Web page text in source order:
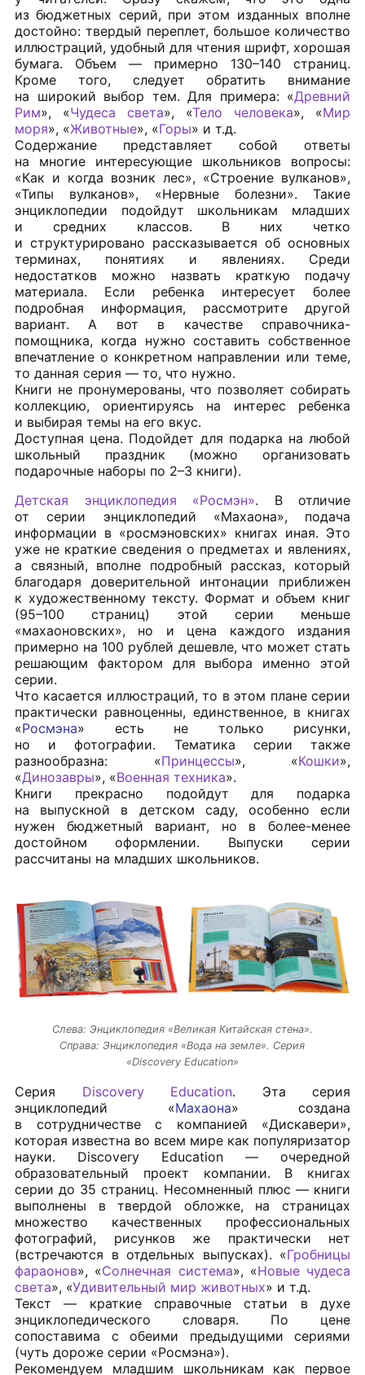
из бюджетных серий, при этом изданных вполне
достойно: твердый переплет, большое количество
иллюстраций, удобный для чтения шрифт, хорошая
бумага. Объем — примерно 130–140 страниц.
Кроме того, следует обратить внимание
на широкий выбор тем. Для примера: «Древний
Рим», «Чудеса света», «Тело человека», «Мир
моря», «Животные», «Горы» и т.д.
Содержание представляет собой ответы
на многие интересующие школьников вопросы:
«Как и когда возник лес», «Строение вулканов»,
«Типы вулканов», «Нервные болезни». Такие
энциклопедии подойдут школьникам младших
и средних классов. В них четко
и структурировано рассказывается об основных
терминах, понятиях и явлениях. Среди
недостатков можно назвать краткую подачу
материала. Если ребенка интересует более
подробная информация, рассмотрите другой
вариант. А вот в качестве справочника-
помощника, когда нужно составить собственное
впечатление о конкретном направлении или теме,
то данная серия — то, что нужно.
Книги не пронумерованы, что позволяет собирать
коллекцию, ориентируясь на интерес ребенка
и выбирая темы на его вкус.
Доступная цена. Подойдет для подарка на любой
школьный праздник (можно организовать
подарочные наборы по 2–3 книги).
Детская энциклопедия «Росмэн». В отличие
от серии энциклопедий «Махаона», подача
информации в «росмэновских» книгах иная. Это
уже не краткие сведения о предметах и явлениях,
а связный, вполне подробный рассказ, который
благодаря доверительной интонации приближен
к художественному тексту. Формат и объем книг
(95–100 страниц) этой серии меньше
«махаоновских», но и цена каждого издания
примерно на 100 рублей дешевле, что может стать
решающим фактором для выбора именно этой
серии.
Что касается иллюстраций, то в этом плане серии
практически равноценны, единственное, в книгах
«Росмэна» есть не только рисунки,
но и фотографии. Тематика серии также
разнообразна: «Принцессы», «Кошки»,
«Динозавры», «Военная техника».
Книги прекрасно подойдут для подарка
на выпускной в детском саду, особенно если
нужен бюджетный вариант, но в более-менее
достойном оформлении. Выпуски серии
рассчитаны на младших школьников.
Слева: Энциклопедия «Великая Китайская стена».
Справа: Энциклопедия «Вода на земле». Серия
«Discovery Education»
Серия Discovery Education. Эта серия
энциклопедий «Махаона» создана
в сотрудничестве с компанией «Дискавери»,
которая известна во всем мире как популяризатор
науки. Discovery Education — очередной
образовательный проект компании. В книгах
серии до 35 страниц. Несомненный плюс — книги
выполнены в твердой обложке, на страницах
множество качественных профессиональных
фотографий, рисунков же практически нет
(встречаются в отдельных выпусках). «Гробницы
фараонов», «Солнечная система», «Новые чудеса
света», «Удивительный мир животных» и т.д.
Текст — краткие справочные статьи в духе
энциклопедического словаря. По цене
сопоставима с обеими предыдущими сериями
(чуть дороже серии «Росмэна»).
Рекомендуем младшим школьникам как первое